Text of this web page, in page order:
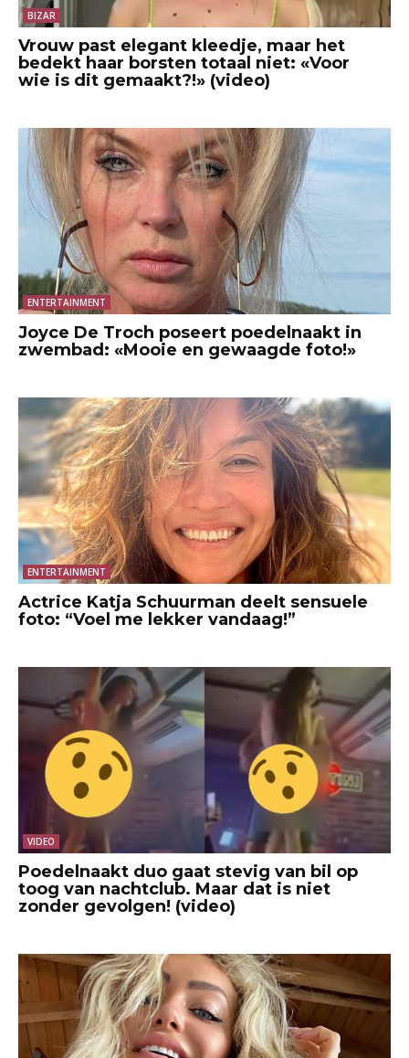
BIZAR
Vrouw past elegant kleedje, maar het
bedekt haar borsten totaal niet: «Voor
wie is dit gemaakt?!» (video)
ENTERTAINMENT
Joyce De Troch poseert poedelnaakt in
zwembad: «Mooie en gewaagde foto!»
ENTERTAINMENT
Actrice Katja Schuurman deelt sensuele
foto: “Voel me lekker vandaag!”
VIDEO
Poedelnaakt duo gaat stevig van bil op
toog van nachtclub. Maar dat is niet
zonder gevolgen! (video)